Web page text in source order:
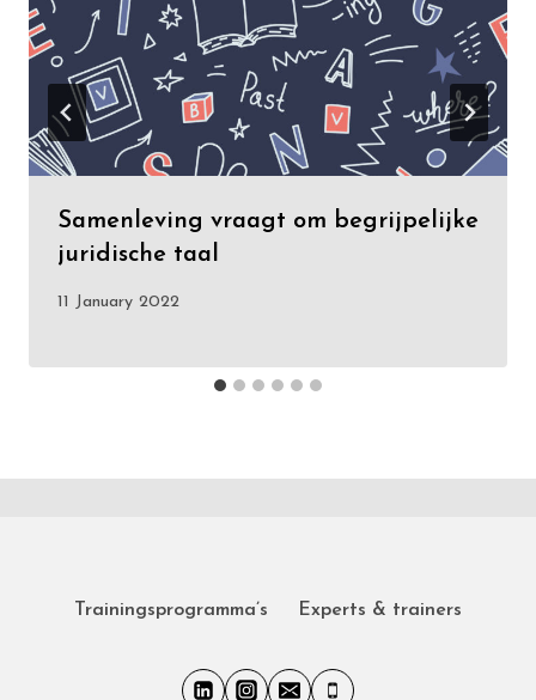
Samenleving vraagt om begrijpelijke
juridische taal
11 January 2022
Trainingsprogramma’s Experts & trainers